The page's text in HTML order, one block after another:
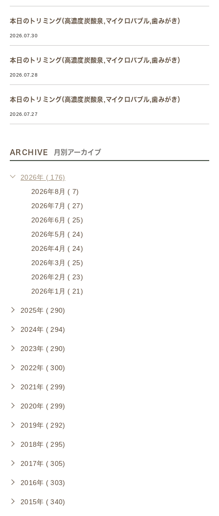
本日のトリミング(高濃度炭酸泉,マイクロバブル,歯みがき）
2026.07.30
本日のトリミング(高濃度炭酸泉,マイクロバブル,歯みがき）
2026.07.28
本日のトリミング(高濃度炭酸泉,マイクロバブル,歯みがき）
2026.07.27
ARCHIVE 月別アーカイブ
2026年 ( 176)
2026年8月 ( 7)
2026年7月 ( 27)
2026年6月 ( 25)
2026年5月 ( 24)
2026年4月 ( 24)
2026年3月 ( 25)
2026年2月 ( 23)
2026年1月 ( 21)
2025年 ( 290)
2024年 ( 294)
2023年 ( 290)
2022年 ( 300)
2021年 ( 299)
2020年 ( 299)
2019年 ( 292)
2018年 ( 295)
2017年 ( 305)
2016年 ( 303)
2015年 ( 340)